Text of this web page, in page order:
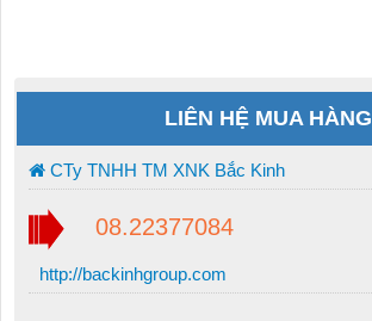
LIÊN HỆ MUA HÀNG
CTy TNHH TM XNK Bắc Kinh
08.22377084
http://backinhgroup.com